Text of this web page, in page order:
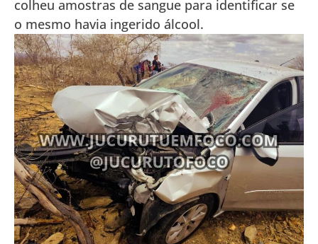
colheu amostras de sangue para identificar se
o mesmo havia ingerido álcool.